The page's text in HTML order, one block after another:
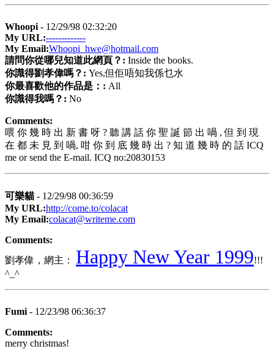
Whoopi - 12/29/98 02:32:20
My URL:-------------
My Email:Whoopi_hwe@hotmail.com
請問你從哪兒知道此網頁？: Inside the books.
你識得劉孝偉嗎？: Yes,但佢唔知我係乜水
你最喜歡他的作品是：: All
你識得我嗎？: No
Comments:
喂 你 幾 時 出 新 書 呀 ? 聽 講 話 你 聖 誕 節 出 喎 , 但 到 現
在 都 未 見 到 喎, 咁 你 到 底 幾 時 出 ? 知 道 幾 時 的 話 ICQ
me or send the E-mail. ICQ no:20830153
可樂貓 - 12/29/98 00:36:59
My URL:http://come.to/colacat
My Email:colacat@writeme.com
Comments:
劉孝偉，網主： Happy New Year 1999!!!
^_^
Fumi - 12/23/98 06:36:37
Comments:
merry christmas!